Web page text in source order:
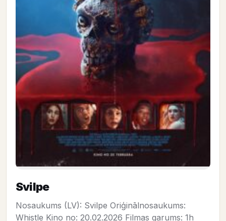
Svilpe
Nosaukums (LV): Svilpe Oriģinālnosaukums:
Whistle Kino no: 20.02.2026 Filmas garums: 1h